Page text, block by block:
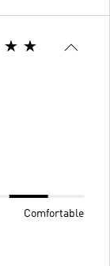
Comfortable